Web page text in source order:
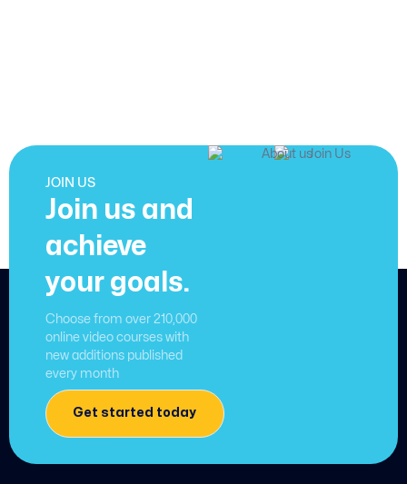
JOIN US
Join us and
achieve
your goals.
Choose from over 210,000
online video courses with
new additions published
every month
Get started today